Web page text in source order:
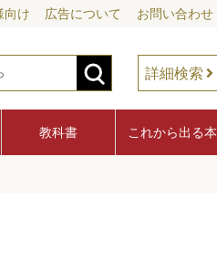
向け 広告について お問い合わせ
詳細検索
教科書 これから出る本